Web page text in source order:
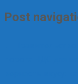
Post